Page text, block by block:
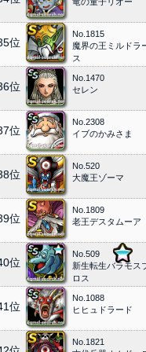
位
No.1815
魔界の王ミルドラ
ス
位
No.1470
セレン
位
No.2308
イブのかみさま
位
No.520
大魔王ゾーマ
位
No.1809
老王デスタムーア
位
No.509
新生転生バラモス
ロス
位
No.1088
ヒヒュドラード
No.1821